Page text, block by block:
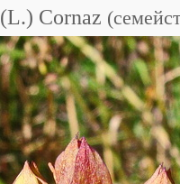
(L.) Cornaz (